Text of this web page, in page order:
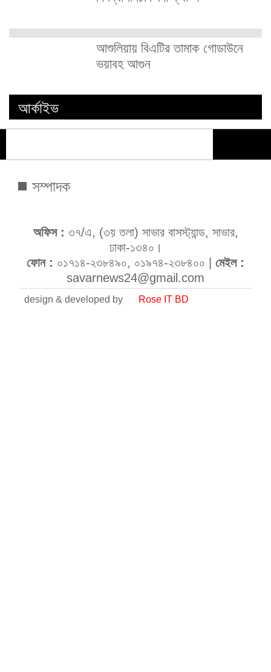
আশুলিয়ায় বিএটির তামাক গোডাউনে
ভয়াবহ আগুন
আর্কাইভ
সম্পাদক
অফিস : ৩৭/এ, (৩য় তলা) সাভার বাসস্ট্যান্ড, সাভার,
ঢাকা-১৩৪০।
ফোন : ০১৭১৪-২৩৮৪৯০, ০১৯৭৪-২৩৮৪০০ | মেইল :
savarnews24@gmail.com
design & developed by Rose IT BD